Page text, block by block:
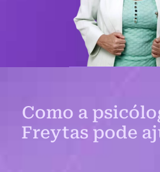
Como a
Freytas pode